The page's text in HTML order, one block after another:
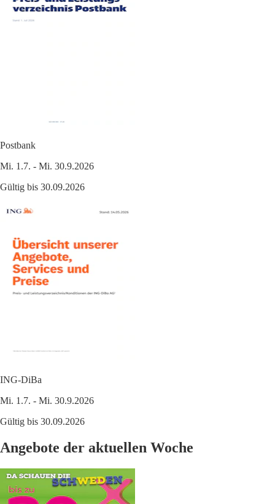
Postbank
Mi. 1.7. - Mi. 30.9.2026
Gültig bis 30.09.2026
ING-DiBa
Mi. 1.7. - Mi. 30.9.2026
Gültig bis 30.09.2026
Angebote der aktuellen Woche